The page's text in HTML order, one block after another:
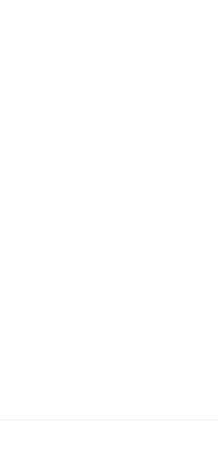
アカウン
したり、